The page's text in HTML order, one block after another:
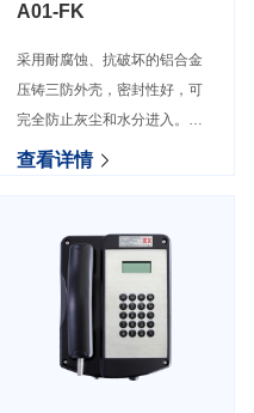
A01-FK
采用耐腐蚀、抗破坏的铝合金
压铸三防外壳，密封性好，可
完全防止灰尘和水分进入。所
有电子元器件均采用耐高低温
以正常使用，特别适
查看详情